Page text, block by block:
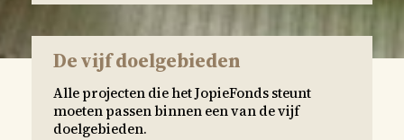
De vijf doelgebieden
Alle projecten die het JopieFonds steunt
moeten passen binnen een van de vijf
doelgebieden.